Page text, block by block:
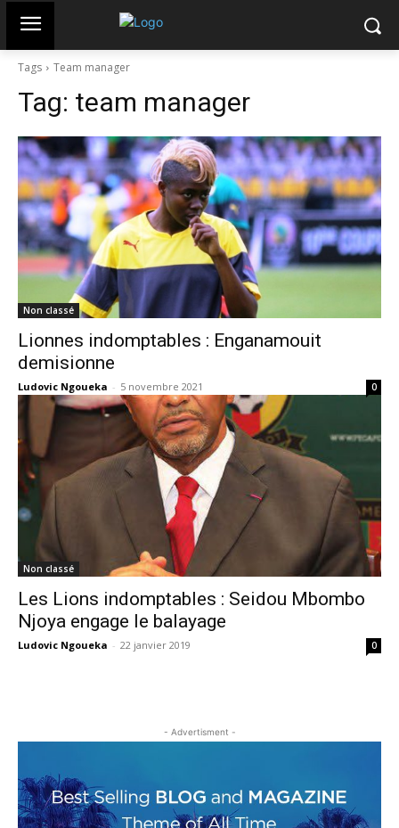
Tags Team manager
Tag: team manager
Non classé
Lionnes indomptables : Enganamouit
demisionne
Ludovic Ngoueka - 5 novembre 2021 0
Non classé
Les Lions indomptables : Seidou Mbombo
Njoya engage le balayage
Ludovic Ngoueka - 22 janvier 2019 0
- Advertisment -